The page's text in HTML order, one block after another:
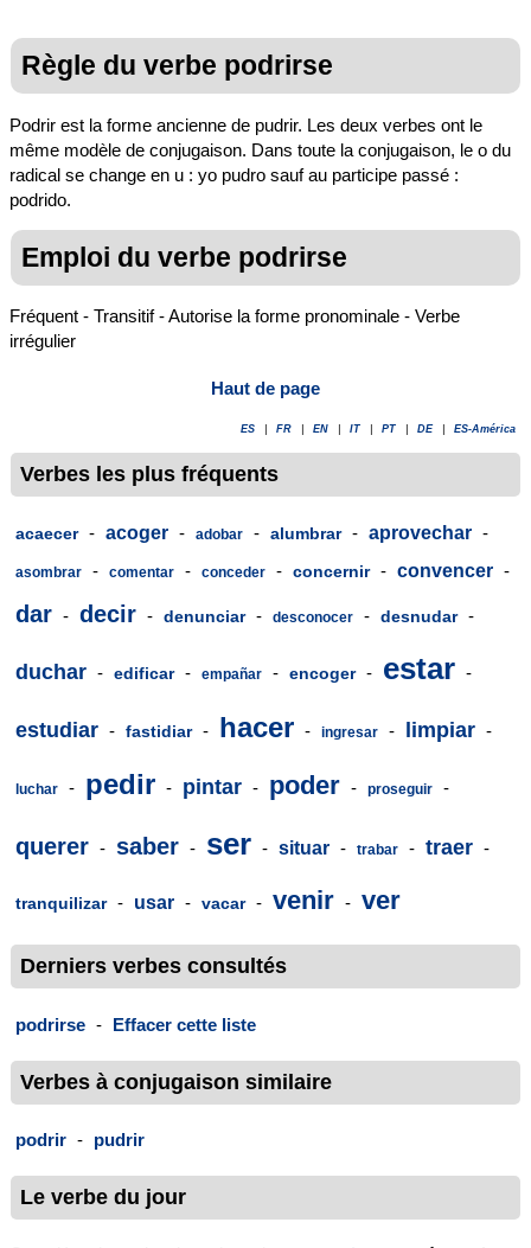
Règle du verbe podrirse
Podrir est la forme ancienne de pudrir. Les deux verbes ont le
même modèle de conjugaison. Dans toute la conjugaison, le o du
radical se change en u : yo pudro sauf au participe passé :
podrido.
Emploi du verbe podrirse
Fréquent - Transitif - Autorise la forme pronominale - Verbe
irrégulier
Haut de page
ES FR EN IT PT DE ES-América
Verbes les plus fréquents
acaecer - acoger - adobar - alumbrar - aprovechar -
asombrar - comentar - conceder - concernir - convencer -
dar - decir - denunciar - desconocer - desnudar -
duchar - edificar - empañar - encoger - estar -
estudiar - fastidiar - hacer - ingresar - limpiar -
luchar - pedir - pintar - poder - proseguir -
querer - saber - ser - situar - trabar - traer -
tranquilizar - usar - vacar - venir - ver
Derniers verbes consultés
podrirse - Effacer cette liste
Verbes à conjugaison similaire
podrir - pudrir
Le verbe du jour